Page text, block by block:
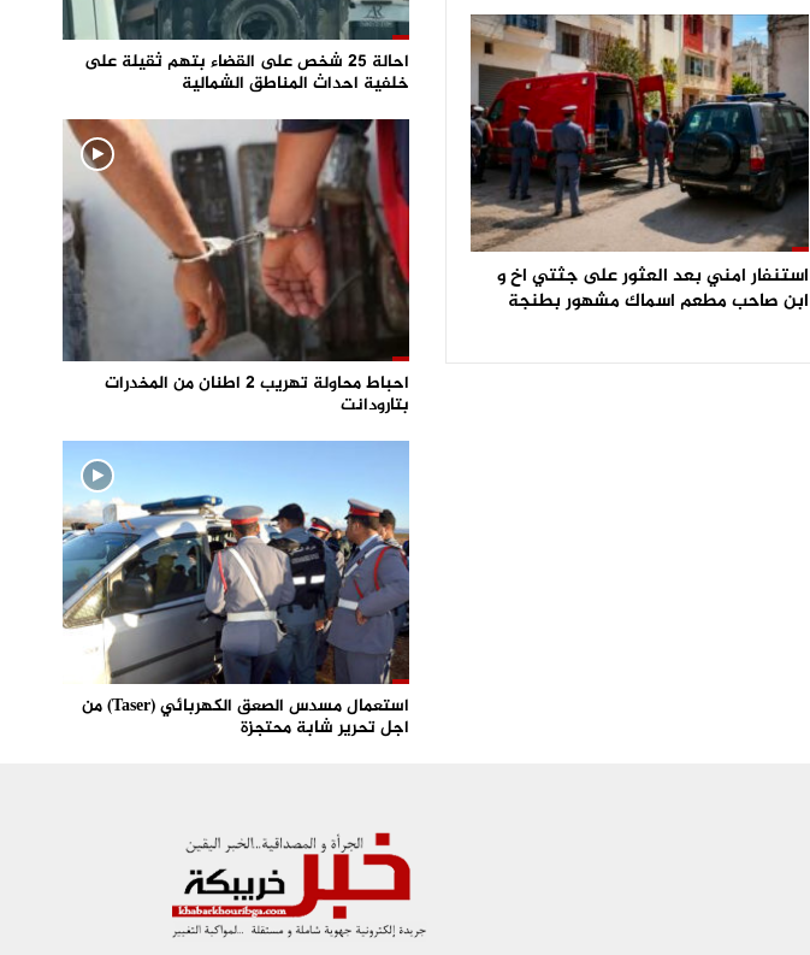
استنفار امني بعد العثور على جثتي اخ و
ابن صاحب مطعم اسماك مشهور بطنجة
احالة 25 شخص على القضاء بتهم ثقيلة على
خلفية احداث المناطق الشمالية
احباط محاولة تهريب 2 اطنان من المخدرات
بتارودانت
استعمال مسدس الصعق الكهربائي (Taser) من
اجل تحرير شابة محتجزة